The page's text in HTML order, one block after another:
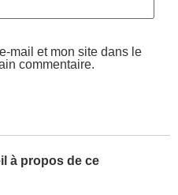
mail et mon site dans le
commentaire.
à propos de ce